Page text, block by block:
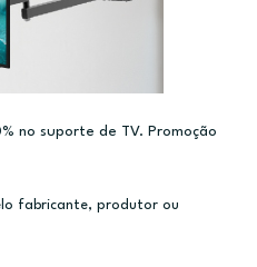
no suporte de TV. Promoção
fabricante, produtor ou